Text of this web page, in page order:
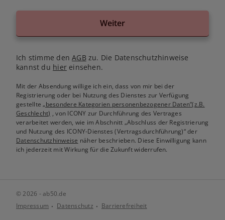
Weiter
Ich stimme denAGB zu. Die Datenschutzhinweise
kannst du hiereinsehen.
Mit der Absendung willige ich ein, dass von mir bei der
Registrierung oder bei Nutzung des Dienstes zur Verfügung
gestellte„besondere Kategorien personenbezogener Daten“(z.B.
Geschlecht) , von ICONY zur Durchführung des Vertrages
verarbeitet werden, wie im Abschnitt „Abschluss der Registrierung
und Nutzung des ICONY-Dienstes (Vertragsdurchführung)“ der
Datenschutzhinweise näher beschrieben. Diese Einwilligung kann
ich jederzeit mit Wirkung für die Zukunft widerrufen.
© 2026 - ab50.de
Impressum
Datenschutz Barrierefreiheit